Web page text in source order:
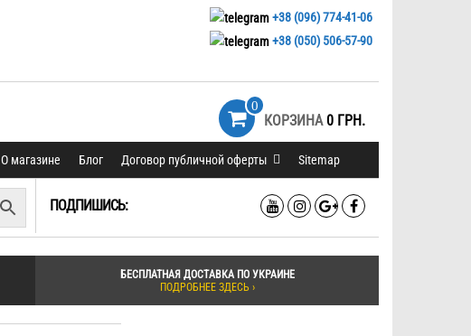
+38 (096) 774-41-06
+38 (050) 506-57-90
0
КОРЗИНА 0 ГРН.
О магазине Блог Договор публичной оферты Sitemap
ПОДПИШИСЬ:
БЕСПЛАТНАЯ ДОСТАВКА ПО УКРАИНЕ
ПОДРОБНЕЕ ЗДЕСЬ ›